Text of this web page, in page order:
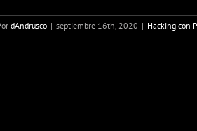
dAndrusco | septiembre 16th, 2020 | Hacking con